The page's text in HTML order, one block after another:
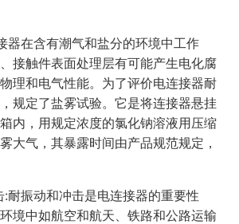
在含有潮气和盐分的环境中工作
接触件表面处理层有可能产生电化腐
理和电气性能。为了评价电连接器耐
规定了盐雾试验。它是将连接器悬挂
内，用规定浓度的氯化钠溶液用压缩
大气，其暴露时间由产品规范规定，
振动和冲击是电连接器的重要性
境中如航空和航天、铁路和公路运输